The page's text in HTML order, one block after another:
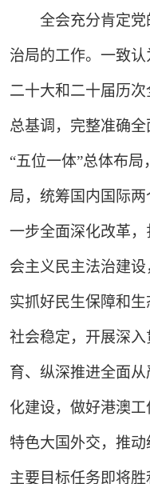
全会充分肯定党
治局的工作。一致
二十大和二十届历
总基调，完整准确
“五位一体”总体布
局，统筹国内国际
一步全面深化改革
会主义民主法治建
实抓好民生保障和
社会稳定，开展深
育、纵深推进全面
化建设，做好港澳
特色大国外交，推
主要目标任务即将